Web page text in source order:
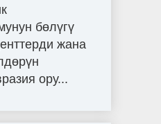
бөлүгү
жана
ору...